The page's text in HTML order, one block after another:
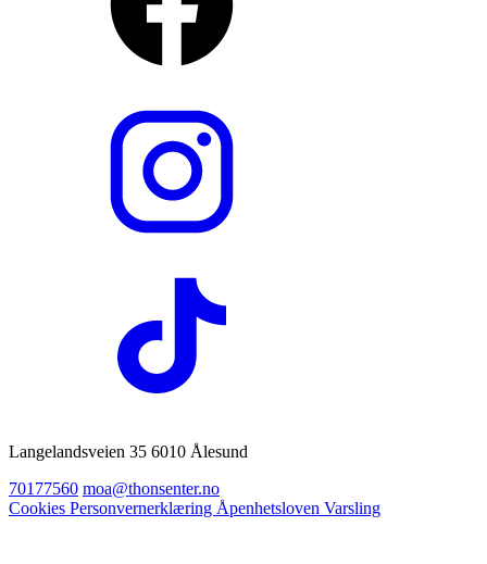
Langelandsveien 35 6010 Ålesund
70177560 moa@thonsenter.no
Cookies Personvernerklæring Åpenhetsloven Varsling